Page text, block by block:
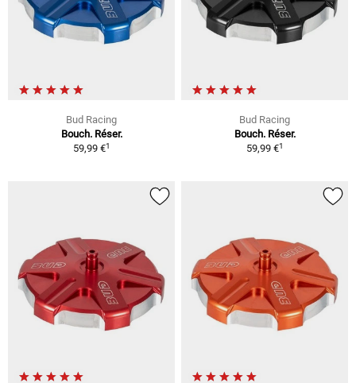
Bud Racing
Bouch. Réser.
59,99 €1
Bud Racing
Bouch. Réser.
59,99 €1